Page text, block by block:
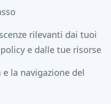
rilevanti dai tuoi
e dalle tue risorse
la navigazione del